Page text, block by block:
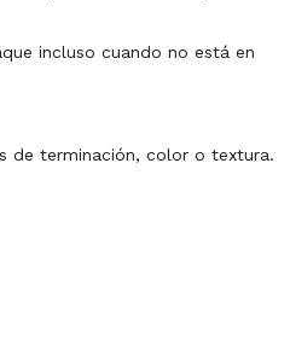
incluso cuando no está en
de terminación, color o textura.